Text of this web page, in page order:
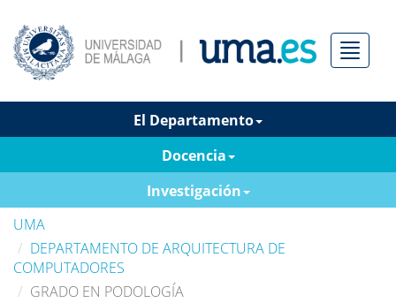
Menú
El Departamento
Docencia
Investigación
UMA
DEPARTAMENTO DE ARQUITECTURA DE
COMPUTADORES
GRADO EN PODOLOGÍA